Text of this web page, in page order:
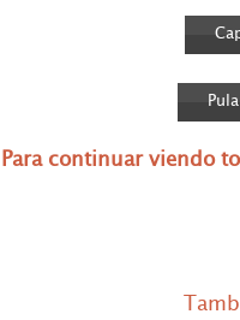
Para continuar viendo